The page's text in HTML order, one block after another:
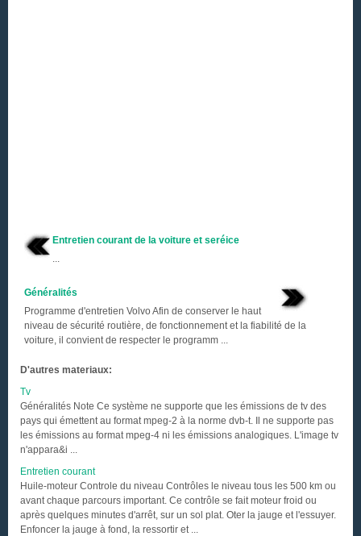
Entretien courant de la voiture et seréice
...
Généralités
Programme d'entretien Volvo Afin de conserver le haut
niveau de sécurité routière, de fonctionnement et la fiabilité de la
voiture, il convient de respecter le programm ...
D'autres materiaux:
Tv
Généralités Note Ce système ne supporte que les émissions de tv des
pays qui émettent au format mpeg-2 à la norme dvb-t. Il ne supporte pas
les émissions au format mpeg-4 ni les émissions analogiques. L'image tv
n'appara&i ...
Entretien courant
Huile-moteur Controle du niveau Contrôles le niveau tous les 500 km ou
avant chaque parcours important. Ce contrôle se fait moteur froid ou
après quelques minutes d'arrêt, sur un sol plat. Oter la jauge et l'essuyer.
Enfoncer la jauge à fond, la ressortir et ...